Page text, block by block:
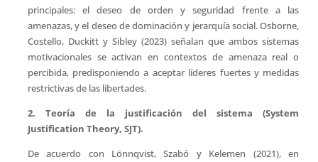
principales: el deseo de orden y seguridad frente a las
amenazas, y el deseo de dominación y jerarquía social. Osborne,
Costello, Duckitt y Sibley (2023) señalan que ambos sistemas
motivacionales se activan en contextos de amenaza real o
percibida, predisponiendo a aceptar líderes fuertes y medidas
restrictivas de las libertades.
2. Teoría de la justificación del sistema (System
Justification Theory, SJT).
De acuerdo con Lönnqvist, Szabó y Kelemen (2021), en